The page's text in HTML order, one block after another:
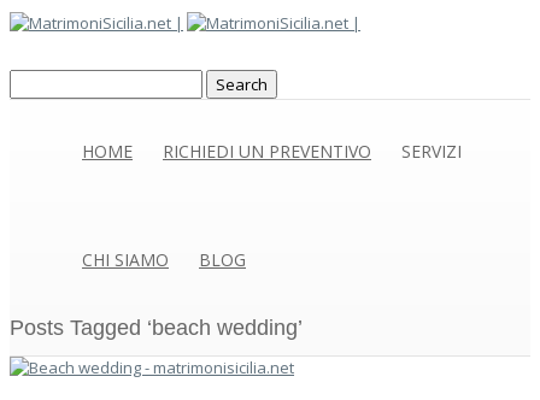
HOME RICHIEDI UN PREVENTIVO SERVIZI
CHI SIAMO BLOG
Posts Tagged ‘beach wedding’